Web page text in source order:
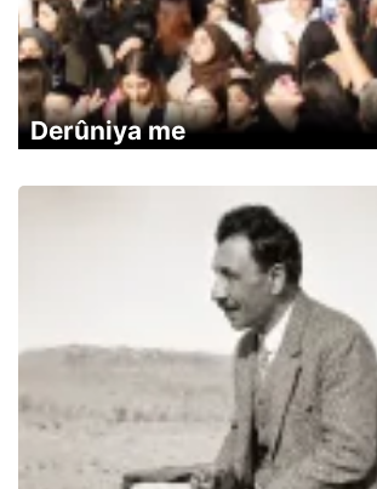
Derûniya me